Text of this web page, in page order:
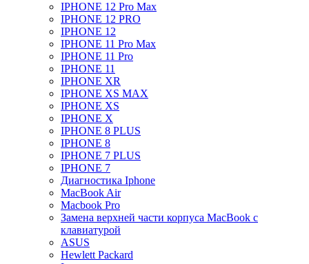
IPHONE 12 Pro Max
IPHONE 12 PRO
IPHONE 12
IPHONE 11 Pro Max
IPHONE 11 Pro
IPHONE 11
IPHONE XR
IPHONE XS MAX
IPHONE XS
IPHONE X
IPHONE 8 PLUS
IPHONE 8
IPHONE 7 PLUS
IPHONE 7
Диагностика Iphone
MacBook Air
Macbook Pro
Замена верхней части корпуса MacBook с
клавиатурой
ASUS
Hewlett Packard